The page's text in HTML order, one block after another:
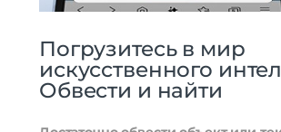
Погрузитесь в мир
искусственного
Обвести и найти